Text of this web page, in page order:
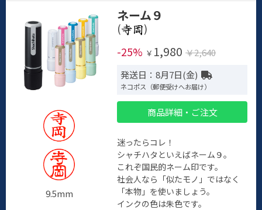
9.5mm
ネーム９
(
)
-25% ￥ 1,980 ￥2,640
発送日：8月7日(金)
ネコポス（郵便受けへお届け）
商品詳細・ご注文
迷ったらコレ！
シャチハタといえばネーム９。
これぞ国民的ネーム印です。
社会人なら「似たモノ」ではなく
「本物」を使いましょう。
インクの色は朱色です。